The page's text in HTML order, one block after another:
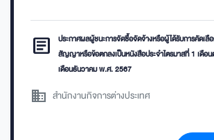
article
ประกาศผลผู้ชนะการจัดซื้อจัดจ้างหรือผู้ได้รับการคัดเลื
สัญญาหรือข้อตกลงเป็นหนังสือประจำไตรมาสที่ 1 เดือ
เดือนธันวาคม พ.ศ. 2567
domain สำนักงานกิจการต่างประเทศ